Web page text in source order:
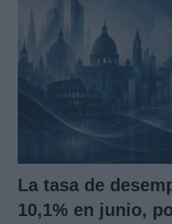
La tasa de
10,1% en junio,